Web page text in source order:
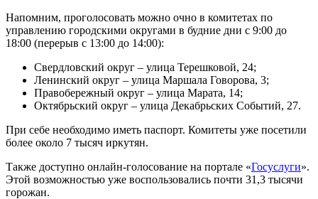
Напомним, проголосовать можно очно в комитетах по
управлению городскими округами в будние дни с 9:00 до
18:00 (перерыв с 13:00 до 14:00):
Свердловский округ – улица Терешковой, 24;
Ленинский округ – улица Маршала Говорова, 3;
Правобережный округ – улица Марата, 14;
Октябрьский округ – улица Декабрьских Событий, 27.
При себе необходимо иметь паспорт. Комитеты уже посетили
более около 7 тысяч иркутян.
Также доступно онлайн-голосование на портале «Госуслуги».
Этой возможностью уже воспользовались почти 31,3 тысячи
горожан.